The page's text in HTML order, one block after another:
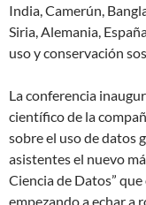
India, Camerún,
Siria, Alemania,
uso y conservación
La conferencia
científico de la
sobre el uso de datos
asistentes el nuevo
Ciencia de Datos”
empezando a echar a